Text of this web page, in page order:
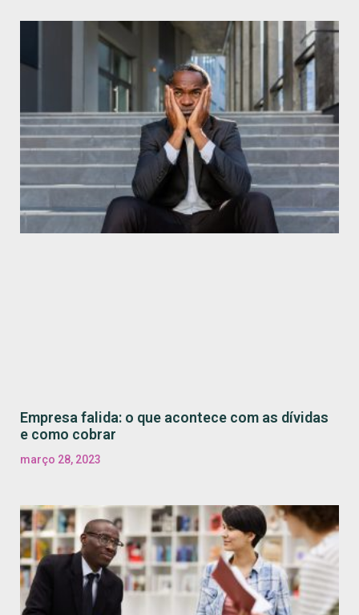
Empresa falida: o que acontece com as dívidas
e como cobrar
março 28, 2023